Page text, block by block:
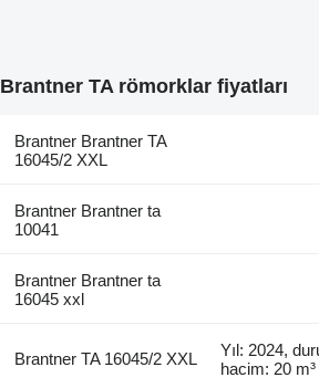
Brantner TA römorklar fiyatları
Brantner Brantner TA
16045/2 XXL
Brantner Brantner ta
10041
Brantner Brantner ta
16045 xxl
Brantner TA 16045/2 XXL
Yıl: 2024,
hacim: 20 m³